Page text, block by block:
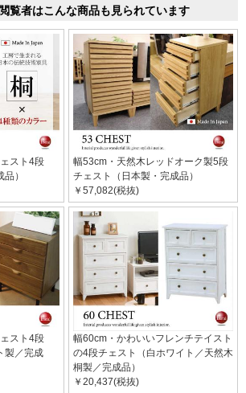
覧者はこんな商品も見られています
スト4段
）
幅53cm・天然木レッドオーク製5段
チェスト（日本製・完成品）
￥57,082(税抜)
スト4段
製／完成
幅60cm・かわいいフレンチテイスト
の4段チェスト（白ホワイト／天然木
桐製／完成品）
￥20,437(税抜)